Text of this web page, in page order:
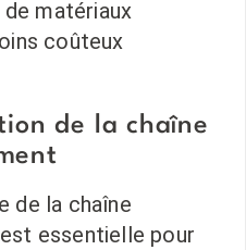
matériaux
coûteux
de la chaîne
de la chaîne
essentielle pour